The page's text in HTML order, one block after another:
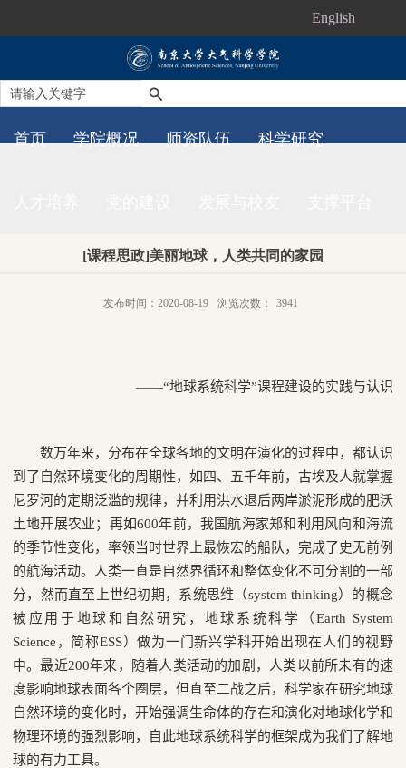
English
首页 学院概况 师资队伍 科学研究
[课程思政]美丽地球，人类共同的家园
发布时间：2020-08-19 浏览次数： 3941
——“地球系统科学”课程建设的实践与认识
数万年来，分布在全球各地的文明在演化的过程中，都认识
到了自然环境变化的周期性，如四、五千年前，古埃及人就掌握
尼罗河的定期泛滥的规律，并利用洪水退后两岸淤泥形成的肥沃
土地开展农业；再如600年前，我国航海家郑和利用风向和海流
的季节性变化，率领当时世界上最恢宏的船队，完成了史无前例
的航海活动。人类一直是自然界循环和整体变化不可分割的一部
分，然而直至上世纪初期，系统思维（system thinking）的概念
被应用于地球和自然研究，地球系统科学（Earth System
Science ，简称ESS）做为一门新兴学科开始出现在人们的视野
中。最近200年来，随着人类活动的加剧，人类以前所未有的速
度影响地球表面各个圈层，但直至二战之后，科学家在研究地球
自然环境的变化时，开始强调生命体的存在和演化对地球化学和
物理环境的强烈影响，自此地球系统科学的框架成为我们了解地
球的有力工具。